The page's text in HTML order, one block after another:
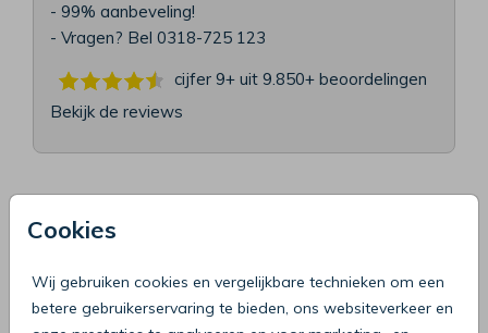
Cookies
Wij gebruiken cookies en vergelijkbare technieken om een
betere gebruikerservaring te bieden, ons websiteverkeer en
- 99% aanbeveling!
- Vragen? Bel 0318-725 123
cijfer 9+ uit 9.850+ beoordelingen
Bekijk de reviews
oudroze 13,5 x 20
Prijs:0,45 per 1